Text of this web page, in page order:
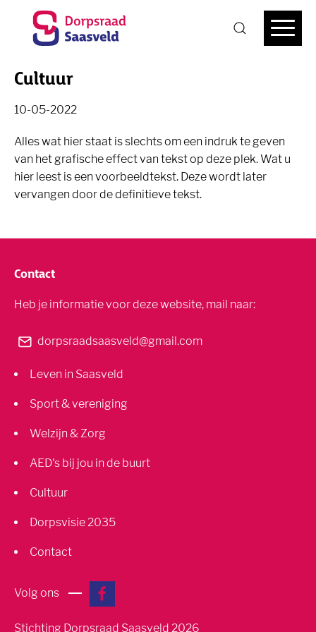
Cultuur
10-05-2022
Alles wat hier staat is slechts om een indruk te geven
van het grafische effect van tekst op deze plek. Wat u
hier leest is een voorbeeldtekst. Deze wordt later
vervangen door de definitieve tekst.
Contact
Heb je informatie voor deze website, mail naar:
dorpsraadsaasveld@gmail.com
Leven in Saasveld
Sport & vereniging
Welzijn & Zorg
AED's bij jou in de buurt
Cultuur
Dorpsvisie 2035
Contact
Volg ons
Stichting Dorpsraad Saasveld 2026